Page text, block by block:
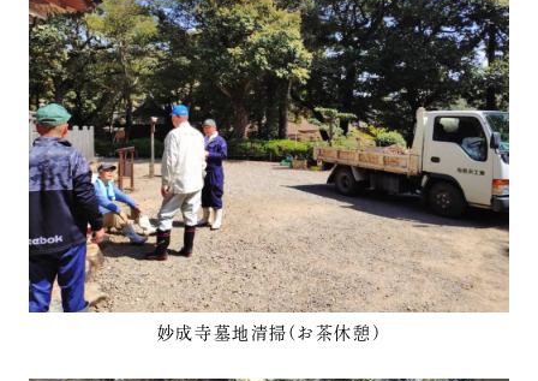
妙成寺墓地清掃(お茶休憩)